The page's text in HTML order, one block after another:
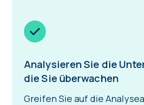
Analysieren Sie die
die Sie überwachen
Greifen Sie auf die